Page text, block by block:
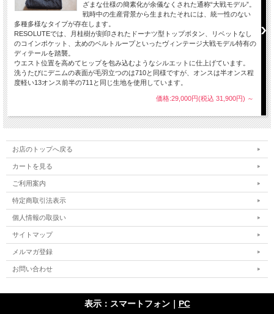
ざまな仕様の簡素化が余儀なくされた通称“大戦モデル”。
戦時中の生産背景から生まれたそれには、統一性のない
多種多様なタイプが存在します。
RESOLUTEでは、月桂樹が刻印されたドーナツ型トップボタン、リベットなし
のコインポケット、太めのベルトループといったヴィンテージ大戦モデル特有の
ディテールを踏襲。
ウエスト位置を高めてヒップを包み込むようなシルエットに仕上げています。
洗うたびにデニムの表面が毛羽立つのは710と同様ですが、オンスは半オンス程
度軽い13オンス前半の711と同じ生地を使用しています。
価格:29,000円(税込 31,900円) ～
お店のトップへ戻る
カートを見る
ご利用案内
特定商取引法表示
個人情報の取扱い
サイトマップ
メルマガ登録
お問い合わせ
表示：スマートフォン｜ PC